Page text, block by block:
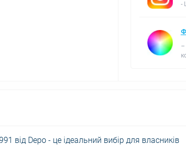
-
–
від Depo - це ідеальний вибір для власників